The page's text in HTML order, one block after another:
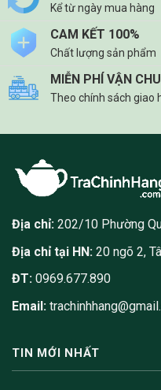
Kể từ ngày mua hàng
CAM KẾT 100%
Chất lượng sản phẩm
MIỄN PHÍ VẬN
Theo chính sách giao
Địa chỉ: 202/10 Phường
Địa chỉ tại HN: 20 ngõ 2,
ĐT: 0969.677.890
Email:
TIN MỚI NHẤT